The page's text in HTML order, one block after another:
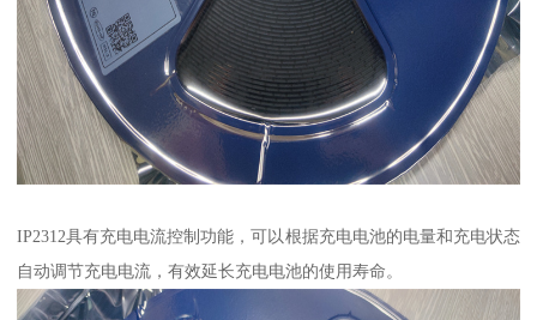
IP2312具有充电电流控制功能，可以根据充电电池的电量和充电状态
自动调节充电电流，有效延长充电电池的使用寿命。